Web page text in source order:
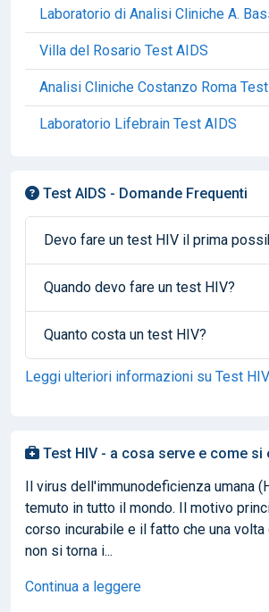
Laboratorio di Analisi Cliniche A.
Villa del Rosario Test AIDS
Analisi Cliniche Costanzo Roma
Laboratorio Lifebrain Test AIDS
Test AIDS - Domande Frequenti
Devo fare un test HIV il prima
Quando devo fare un test HIV?
Quanto costa un test HIV?
Leggi ulteriori informazioni su Test HIV
Test HIV - a cosa serve e come
Il virus dell'immunodeficienza umana
temuto in tutto il mondo. Il motivo
corso incurabile e il fatto che una
non si torna i...
Continua a leggere